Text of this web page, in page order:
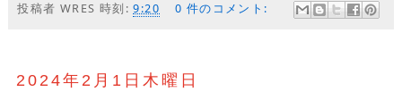
投稿者 WRES 時刻:9:20 0 件のコメント:
2024年2月1日木曜日